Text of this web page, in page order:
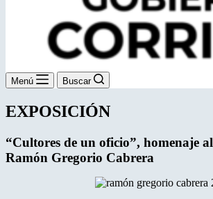
Menú Buscar
EXPOSICIÓN
“Cultores de un oficio”, homenaje al
Ramón Gregorio Cabrera